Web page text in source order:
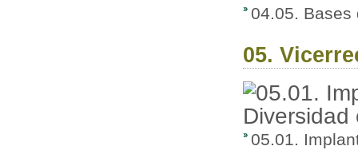
04.05. Bases
05.
05.01.